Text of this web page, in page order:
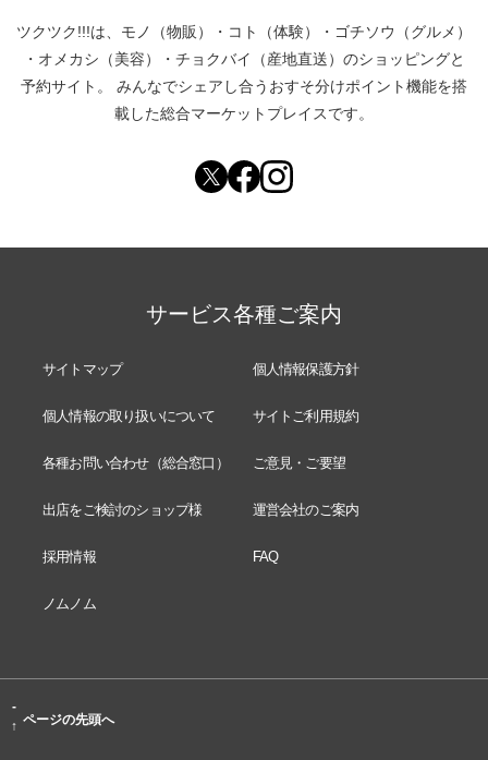
ツクツク!!!は、 モノ（物販） ・ コト（体験） ・ ゴチソウ（グルメ）
・ オメカシ（美容） ・ チョクバイ（産地直送） のショッピングと
予約サイト。
みんなでシェアし合う おすそ分けポイント機能を搭
載した総合マーケットプレイスです。
サービス各種ご案内
サイトマップ 個人情報保護方針
個人情報の取り扱いについて サイトご利用規約
各種お問い合わせ（総合窓口） ご意見・ご要望
出店をご検討のショップ様 運営会社のご案内
採用情報 FAQ
ノムノム
-
↑ ページの先頭へ